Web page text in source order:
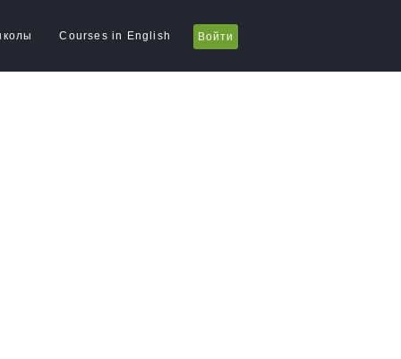
Courses in English Войти